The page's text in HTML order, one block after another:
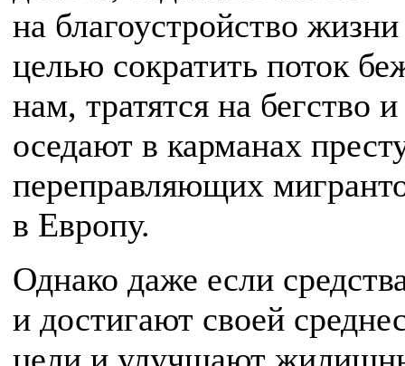
на благоустройство
целью сократить поток
нам, тратятся на бегство и
оседают в карманах
переправляющих
в Европу.
Однако даже если
и достигают своей